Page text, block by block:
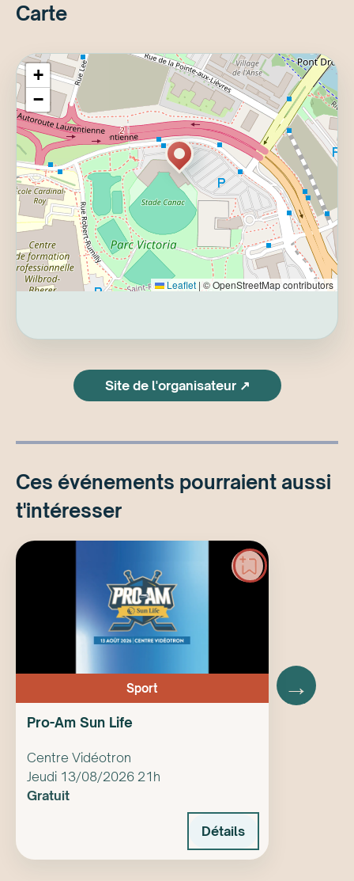
Carte
+
−
Leaflet | © OpenStreetMap contributors
Site de l'organisateur ↗
Ces événements pourraient aussi
t'intéresser
Sport
Pro-Am Sun Life
Centre Vidéotron
Jeudi 13/08/2026 21h
Gratuit
Détails
→